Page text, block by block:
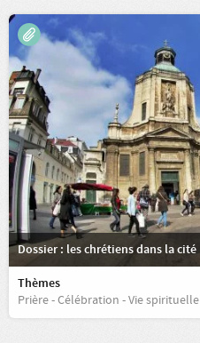
Dossier : les chrétiens dans la cité
Thèmes
Prière - Célébration - Vie spirituelle